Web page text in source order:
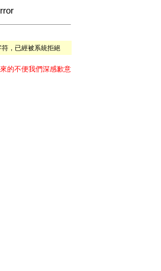
，已經被系統拒絕
的不便我們深感歉意